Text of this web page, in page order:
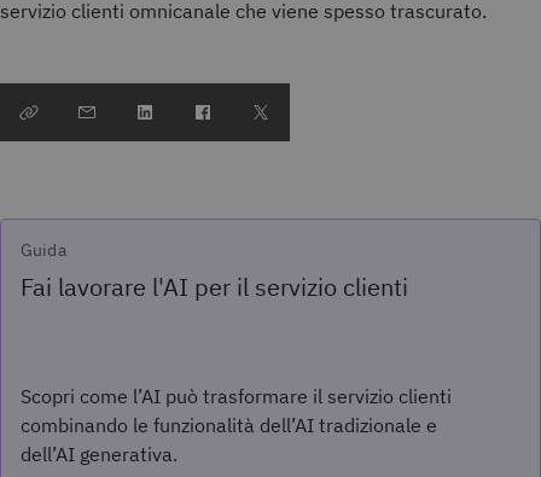
servizio clienti omnicanale che viene spesso trascurato.
Guida
Fai lavorare l'AI per il servizio clienti
Scopri come l’AI può trasformare il servizio clienti
combinando le funzionalità dell’AI tradizionale e
dell’AI generativa.